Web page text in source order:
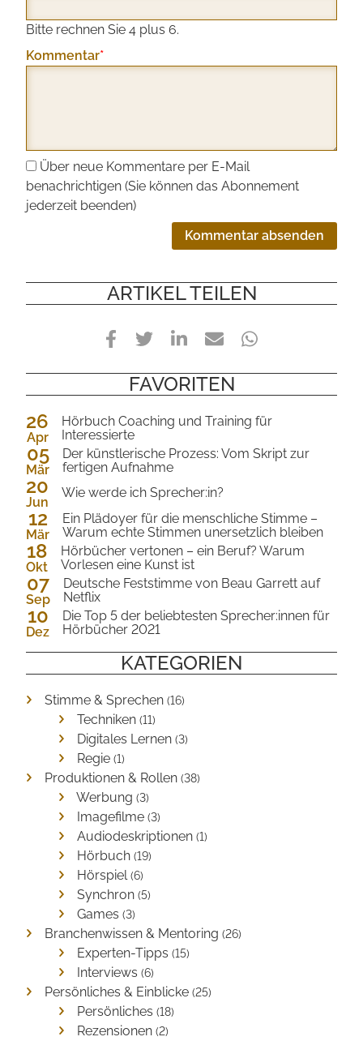
Bitte rechnen Sie 4 plus 6.
Pflichtfeld
Kommentar*
Über neue Kommentare per E-Mail
benachrichtigen (Sie können das Abonnement
jederzeit beenden)
Kommentar absenden
ARTIKEL TEILEN
Mail
FAVORITEN
26
Apr
2024
Hörbuch Coaching und Training für
Interessierte
05
Mär
2024
Der künstlerische Prozess: Vom Skript zur
fertigen Aufnahme
20
Jun
2023
Wie werde ich Sprecher:in?
12
Mär
2023
Ein Plädoyer für die menschliche Stimme –
Warum echte Stimmen unersetzlich bleiben
18
Okt
2022
Hörbücher vertonen – ein Beruf? Warum
Vorlesen eine Kunst ist
07
Sep
2022
Deutsche Feststimme von Beau Garrett auf
Netflix
10
Dez
Die Top 5 der beliebtesten Sprecher:innen für
Hörbücher 2021
KATEGORIEN
Stimme & Sprechen (16)
Techniken (11)
Digitales Lernen (3)
Regie (1)
Produktionen & Rollen (38)
Werbung (3)
Imagefilme (3)
Audiodeskriptionen (1)
Hörbuch (19)
Hörspiel (6)
Synchron (5)
Games (3)
Branchenwissen & Mentoring (26)
Experten-Tipps (15)
Interviews (6)
Persönliches & Einblicke (25)
Persönliches (18)
Rezensionen (2)